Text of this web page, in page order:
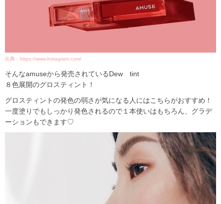
出典：https://www.instagram.com/
そんなamuseから発売されているDew tint
８色展開のグロスティント！
グロスティントの発色の弱さが気になる人にはこちらがおすすめ！
一度塗りでもしっかり発色されるので１本使いはもちろん、グラデ
ーションもできます♡